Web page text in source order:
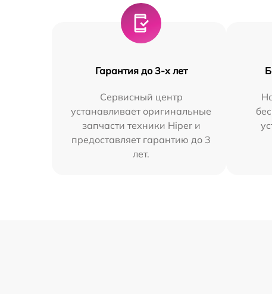
Гарантия до 3-х лет
Сервисный центр
устанавливает оригинальные
запчасти техники Hiper и
предоставляет гарантию до 3
лет.